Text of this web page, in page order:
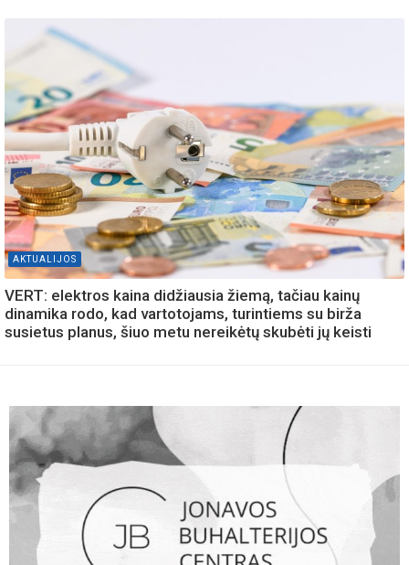
AKTUALIJOS
VERT: elektros kaina didžiausia žiemą, tačiau kainų
dinamika rodo, kad vartotojams, turintiems su birža
susietus planus, šiuo metu nereikėtų skubėti jų keisti